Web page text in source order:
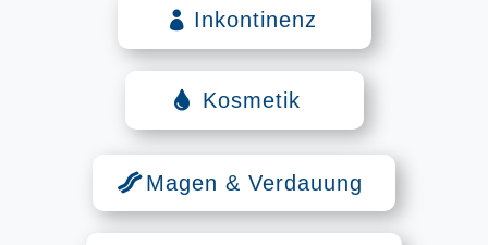
Inkontinenz
Kosmetik
Magen & Verdauung